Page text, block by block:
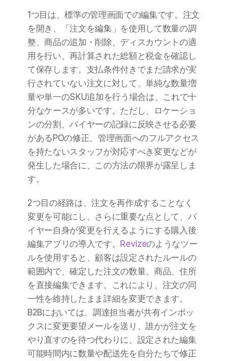
1つ目は、標準の管理画面での編集です。注文
を開き、「注文を編集」を使用して数量の調
整、商品の追加・削除、ディスカウントの適
用を行い、再計算された総額と税金を確認し
て保存します。支払条件付きでまだ請求が実
行されていない注文に対して、単純な数量増
量や単一のSKU追加を行う場合は、これで十
分なケースが多いです。ただし、ロケーショ
ンの分割、バイヤーの記録に反映させる必要
があるPOの修正、管理画面へのフルアクセス
を持たないスタッフが対応すべき変更などが
発生した場合に、この方法の限界が露呈しま
す。
2つ目の経路は、注文を再作成することなく
変更を可能にし、さらに重要な点として、バ
イヤー自身が変更を行えるようにする購入後
編集アプリの導入です。 Revizeのようなツー
ルを使用すると、顧客は設定されたルールの
範囲内で、確定した注文の数量、商品、住所
を直接編集できます。これにより、注文の同
一性を維持したまま詳細を変更できます。
B2Bにおいては、調達担当者が共有インボッ
クスに変更要望メールを送り、誰かが注文を
やり直すのを待つ代わりに、設定された編集
可能時間内に数量や配送先を自分たちで修正